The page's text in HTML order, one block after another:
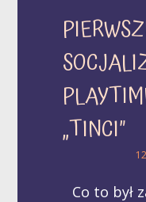
„TINCI”
Co to był